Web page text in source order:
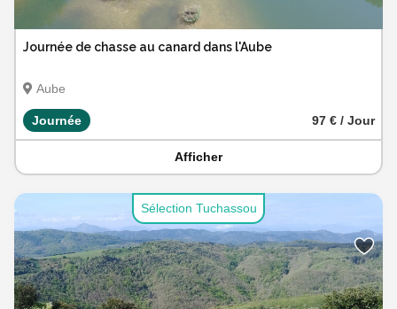
Journée de chasse au canard dans l'Aube
Aube
Journée 97 € / Jour
Afficher
Sélection Tuchassou